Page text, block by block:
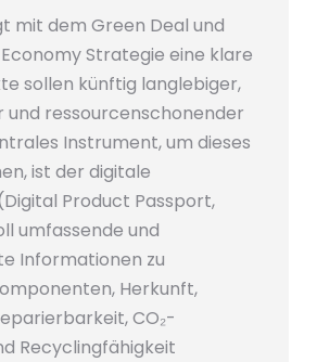
mit dem Green Deal und
Strategie eine klare
sollen künftig langlebiger,
ressourcenschonender
Instrument, um dieses
ist der digitale
Product Passport,
umfassende und
Informationen zu
Herkunft,
CO₂-
Recyclingfähigkeit